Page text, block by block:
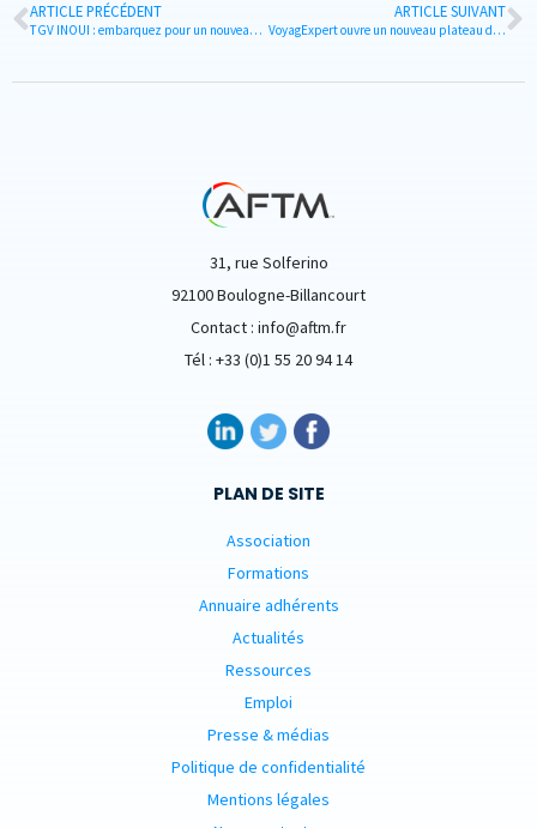
ARTICLE PRÉCÉDENT
TGV INOUI : embarquez pour un nouveau voyage
ARTICLE SUIVANT
VoyagExpert ouvre un nouveau plateau d’affaires à Nantes !
31, rue Solferino
92100 Boulogne-Billancourt
Contact : info@aftm.fr
Tél : +33 (0)1 55 20 94 14
PLAN DE SITE
Association
Formations
Annuaire adhérents
Actualités
Ressources
Emploi
Presse & médias
Politique de confidentialité
Mentions légales